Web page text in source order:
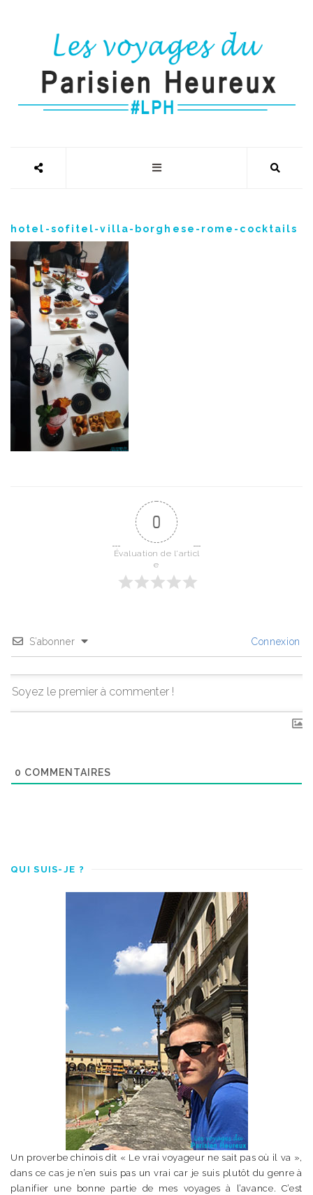
hotel-sofitel-villa-borghese-rome-cocktails
0
Évaluation de l'articl
e
S’abonner Connexion
0 COMMENTAIRES
QUI SUIS-JE ?
Un proverbe chinois dit « Le vrai voyageur ne sait pas où il va »,
dans ce cas je n’en suis pas un vrai car je suis plutôt du genre à
planifier une bonne partie de mes voyages à l’avance. C’est